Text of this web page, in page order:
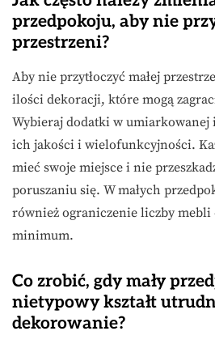
przedpokoju, aby nie
przestrzeni?
Aby nie przytłoczyć małej
ilości dekoracji, które mogą
Wybieraj dodatki w umiarkowanej
ich jakości i wielofunkcyjności.
mieć swoje miejsce i nie
poruszaniu się. W małych
również ograniczenie liczby mebli
minimum.
Co zrobić, gdy mały
nietypowy kształt
dekorowanie?